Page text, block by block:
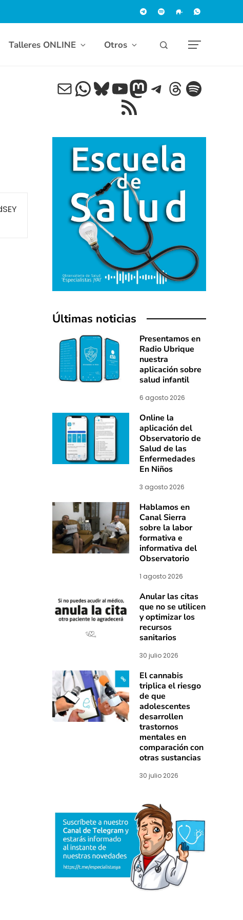
Talleres ONLINE Otros
Correo electrónico
WhatsApp
Bluesky
YouTube
Mastodon
Telegram
Threads
Feed RSS
Últimas noticias
Presentamos en
Radio Ubrique
nuestra
aplicación sobre
salud infantil
6 agosto 2026
Online la
aplicación del
Observatorio de
Salud de las
Enfermedades
En Niños
3 agosto 2026
Hablamos en
Canal Sierra
sobre la labor
formativa e
informativa del
Observatorio
1 agosto 2026
Anular las citas
que no se utilicen
y optimizar los
recursos
sanitarios
30 julio 2026
El cannabis
triplica el riesgo
de que
adolescentes
desarrollen
trastornos
mentales en
comparación con
otras sustancias
30 julio 2026